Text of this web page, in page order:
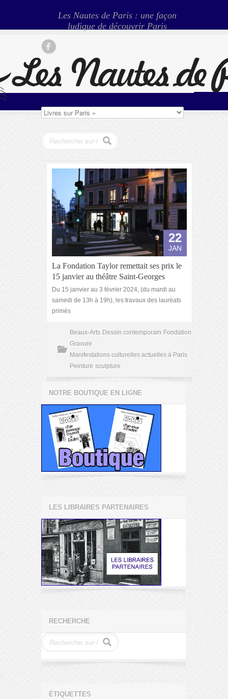
Les Nautes de Paris : une façon
ludique de découvrir Paris
22
JAN
La Fondation Taylor remettait ses prix le
15 janvier au théâtre Saint-Georges
Du 15 janvier au 3 février 2024, (du mardi au
samedi de 13h à 19h), les travaux des lauréats
primés
Beaux-Arts Dessin contemporain Fondation
Gravure
Manifestations culturelles actuelles à Paris
Peinture sculpture
NOTRE BOUTIQUE EN LIGNE
LES LIBRAIRES PARTENAIRES
RECHERCHE
ÉTIQUETTES